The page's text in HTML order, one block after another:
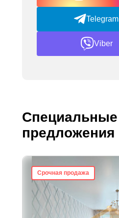
Telegram
Viber
Специальные
предложения
Срочная продажа